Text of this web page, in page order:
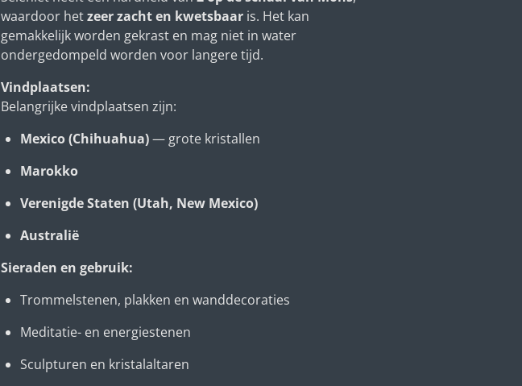
waardoor hetzeer zacht en kwetsbaar is. Het kan
gemakkelijk worden gekrast en mag niet in water
ondergedompeld worden voor langere tijd.
Vindplaatsen:
Belangrijke vindplaatsen zijn:
Mexico (Chihuahua)— grote kristallen
Marokko
Verenigde Staten (Utah, New Mexico)
Australië
Sieraden en gebruik:
Trommelstenen, plakken en wanddecoraties
Meditatie- en energiestenen
Sculpturen en kristalaltaren